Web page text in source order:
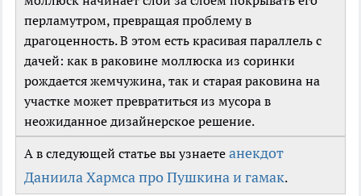
перламутром, превращая проблему в
драгоценность. В этом есть красивая параллель с
дачей: как в раковине моллюска из соринки
рождается жемчужина, так и старая раковина на
участке может превратиться из мусора в
неожиданное дизайнерское решение.
А в следующей статье вы узнаете анекдот
Даниила Хармса про Пушкина и гамак.